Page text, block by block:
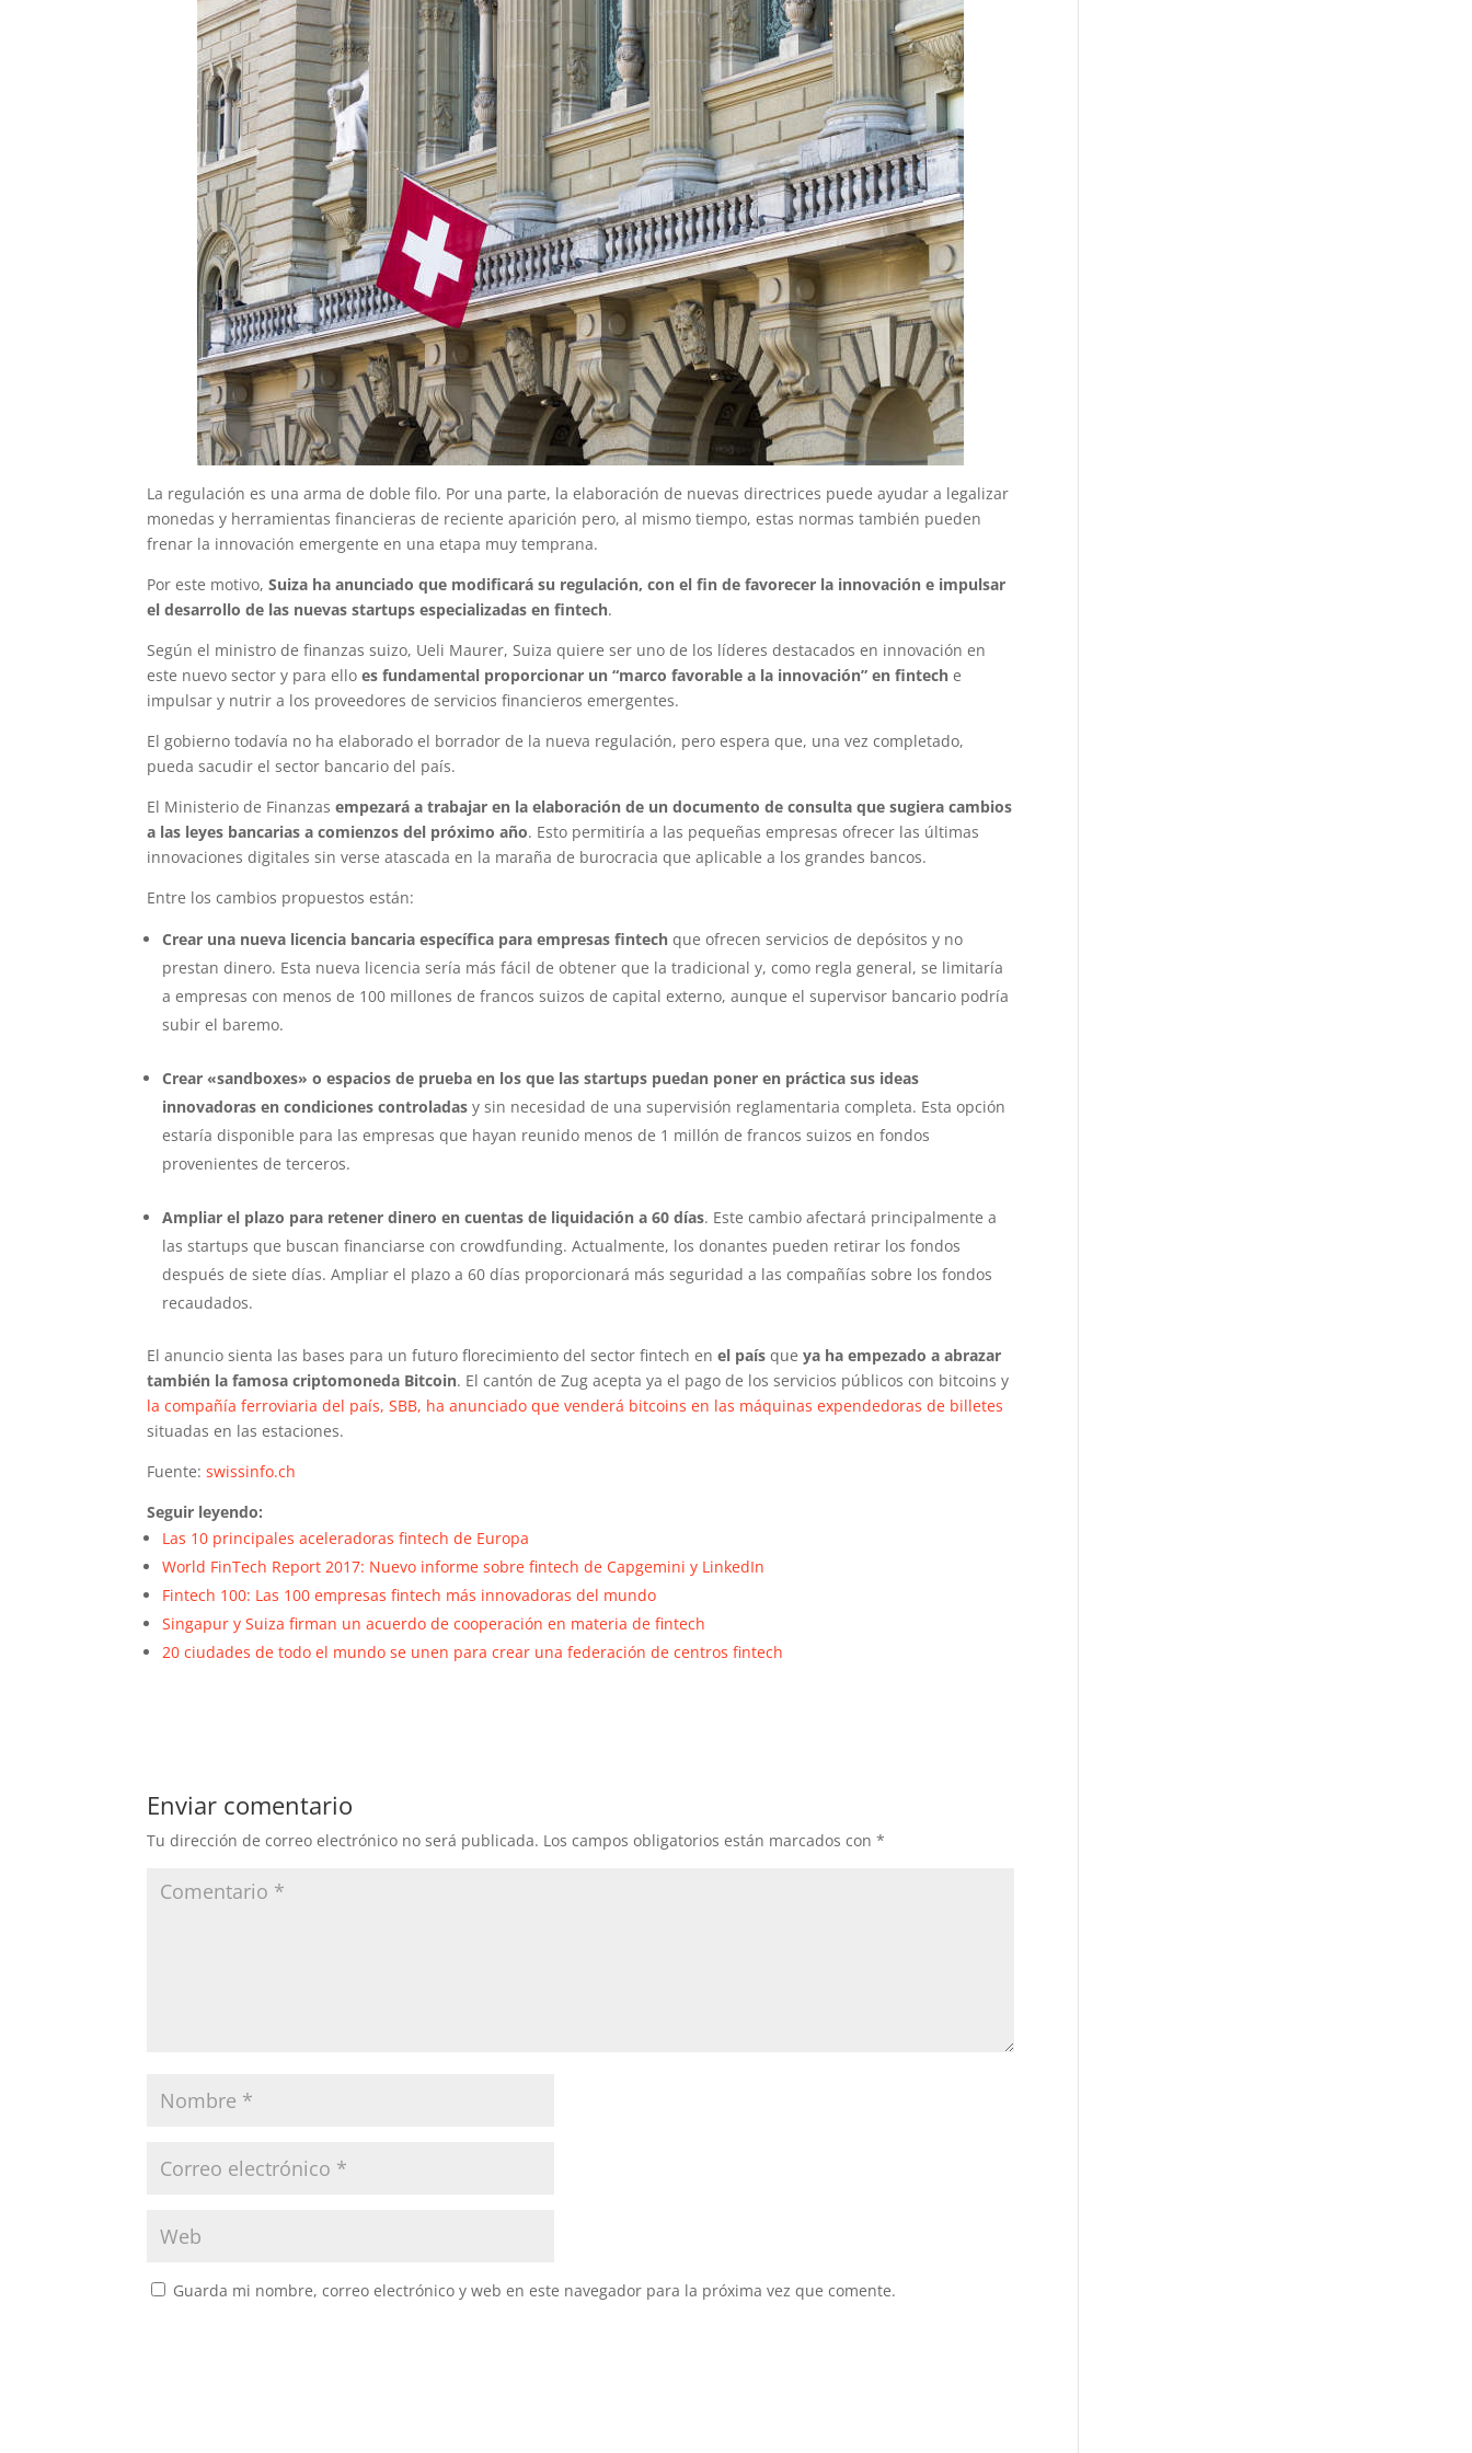
La regulación es una arma de doble filo. Por una parte, la elaboración de nuevas directrices puede ayudar a legalizar
monedas y herramientas financieras de reciente aparición pero, al mismo tiempo, estas normas también pueden
frenar la innovación emergente en una etapa muy temprana.
Por este motivo,Suiza ha anunciado que modificará su regulación, con el fin de favorecer la innovación e impulsar
el desarrollo de las nuevas startups especializadas en fintech.
Según el ministro de finanzas suizo, Ueli Maurer, Suiza quiere ser uno de los líderes destacados en innovación en
este nuevo sector y para elloes fundamental proporcionar un “marco favorable a la innovación” en fintech e
impulsar y nutrir a los proveedores de servicios financieros emergentes.
El gobierno todavía no ha elaborado el borrador de la nueva regulación, pero espera que, una vez completado,
pueda sacudir el sector bancario del país.
El Ministerio de Finanzasempezará a trabajar en la elaboración de un documento de consulta que sugiera cambios
a las leyes bancarias a comienzos del próximo año. Esto permitiría a las pequeñas empresas ofrecer las últimas
innovaciones digitales sin verse atascada en la maraña de burocracia que aplicable a los grandes bancos.
Entre los cambios propuestos están:
Crear una nueva licencia bancaria específica para empresas fintech que ofrecen servicios de depósitos y no
prestan dinero. Esta nueva licencia sería más fácil de obtener que la tradicional y, como regla general, se limitaría
a empresas con menos de 100 millones de francos suizos de capital externo, aunque el supervisor bancario podría
subir el baremo.
Crear «sandboxes» o espacios de prueba en los que las startups puedan poner en práctica sus ideas
innovadoras en condiciones controladas y sin necesidad de una supervisión reglamentaria completa. Esta opción
estaría disponible para las empresas que hayan reunido menos de 1 millón de francos suizos en fondos
provenientes de terceros.
Ampliar el plazo para retener dinero en cuentas de liquidación a 60 días. Este cambio afectará principalmente a
las startups que buscan financiarse con crowdfunding. Actualmente, los donantes pueden retirar los fondos
después de siete días. Ampliar el plazo a 60 días proporcionará más seguridad a las compañías sobre los fondos
recaudados.
El anuncio sienta las bases para un futuro florecimiento del sector fintech enel país que ya ha empezado a abrazar
también la famosa criptomoneda Bitcoin. El cantón de Zug acepta ya el pago de los servicios públicos con bitcoins y
la compañía ferroviaria del país, SBB, ha anunciado que venderá bitcoins en las máquinas expendedoras de billetes
situadas en las estaciones.
Fuente:swissinfo.ch
Seguir leyendo:
Las 10 principales aceleradoras fintech de Europa
World FinTech Report 2017: Nuevo informe sobre fintech de Capgemini y LinkedIn
Fintech 100: Las 100 empresas fintech más innovadoras del mundo
Singapur y Suiza firman un acuerdo de cooperación en materia de fintech
20 ciudades de todo el mundo se unen para crear una federación de centros fintech
Enviar comentario
Tu dirección de correo electrónico no será publicada. Los campos obligatorios están marcados con*
Guarda mi nombre, correo electrónico y web en este navegador para la próxima vez que comente.